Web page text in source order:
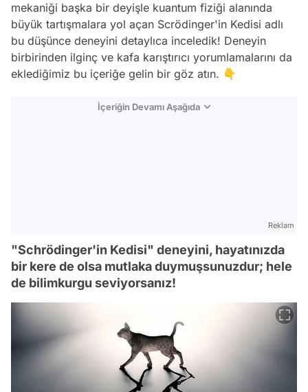
mekaniği başka bir deyişle kuantum fiziği alanında
büyük tartışmalara yol açan Scrödinger'in Kedisi adlı
bu düşünce deneyini detaylıca inceledik! Deneyin
birbirinden ilginç ve kafa karıştırıcı yorumlamalarını da
eklediğimiz bu içeriğe gelin bir göz atın. 👇
İçeriğin Devamı Aşağıda
Reklam
"Schrödinger'in Kedisi" deneyini, hayatınızda
bir kere de olsa mutlaka duymuşsunuzdur; hele
de bilimkurgu seviyorsanız!